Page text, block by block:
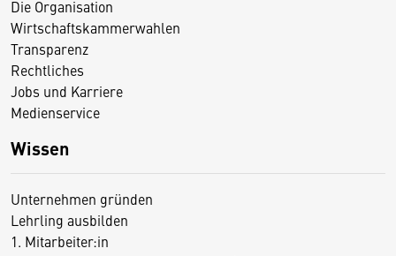
Die Organisation
Wirtschaftskammerwahlen
Transparenz
Rechtliches
Jobs und Karriere
Medienservice
Wissen
Unternehmen gründen
Lehrling ausbilden
1. Mitarbeiter:in